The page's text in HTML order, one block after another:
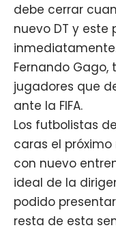
debe cerrar
nuevo DT y
Fernando
jugadores que
ante la FIFA.
Los futbolistas
caras el
con nuevo
ideal de la
podido
resta de esta